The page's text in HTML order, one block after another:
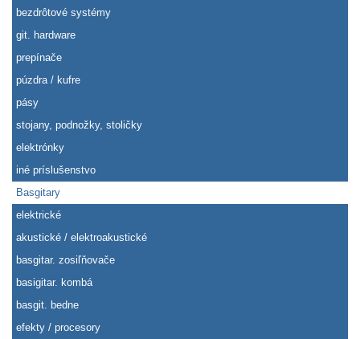
bezdrôtové systémy
git. hardware
prepínače
púzdra / kufre
pásy
stojany, podnožky, stoličky
elektrónky
iné príslušenstvo
Basgitary
elektrické
akustické / elektroakustické
basgitar. zosiľňovače
basigitar. kombá
basgit. bedne
efekty / procesory